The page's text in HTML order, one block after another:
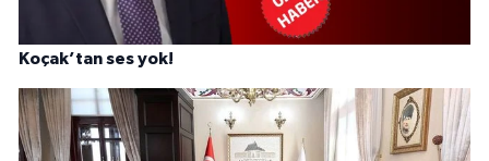
Koçak’tan ses yok!